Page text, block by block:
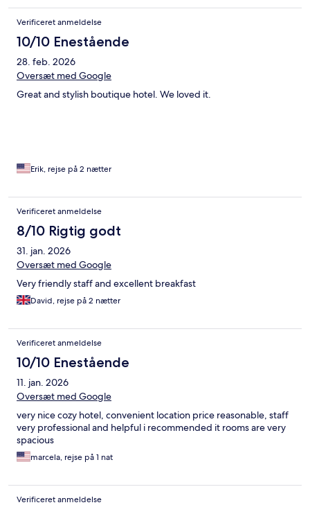
Verificeret anmeldelse
10/10 Enestående
28. feb. 2026
Oversæt med Google
Great and stylish boutique hotel. We loved it.
Erik, rejse på 2 nætter
Verificeret anmeldelse
8/10 Rigtig godt
31. jan. 2026
Oversæt med Google
Very friendly staff and excellent breakfast
David, rejse på 2 nætter
Verificeret anmeldelse
10/10 Enestående
11. jan. 2026
Oversæt med Google
very nice cozy hotel, convenient location price reasonable, staff
very professional and helpful i recommended it rooms are very
spacious
marcela, rejse på 1 nat
Verificeret anmeldelse